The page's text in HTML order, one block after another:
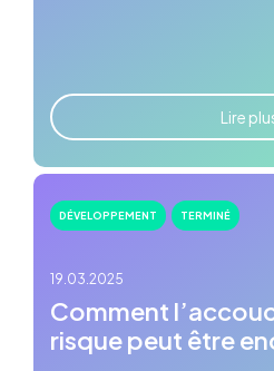
Lire
DÉVELOPPEMENT TERMINÉ
19.03.2025
Comment
risque peut être